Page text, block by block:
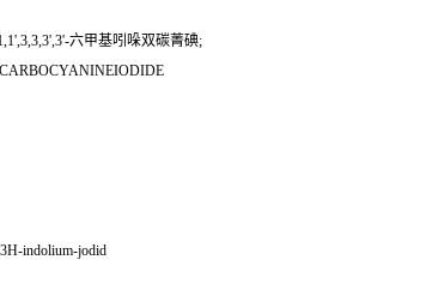
六甲基吲哚双碳菁碘;
indolium-jodid